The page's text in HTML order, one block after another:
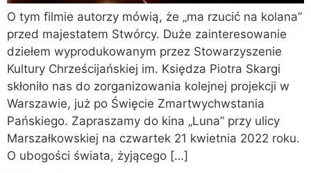
O tym filmie autorzy mówią, że „ma rzucić na kolana”
przed majestatem Stwórcy. Duże zainteresowanie
dziełem wyprodukowanym przez Stowarzyszenie
Kultury Chrześcijańskiej im. Księdza Piotra Skargi
skłoniło nas do zorganizowania kolejnej projekcji w
Warszawie, już po Święcie Zmartwychwstania
Pańskiego. Zapraszamy do kina „Luna” przy ulicy
Marszałkowskiej na czwartek 21 kwietnia 2022 roku.
O ubogości świata, żyjącego […]